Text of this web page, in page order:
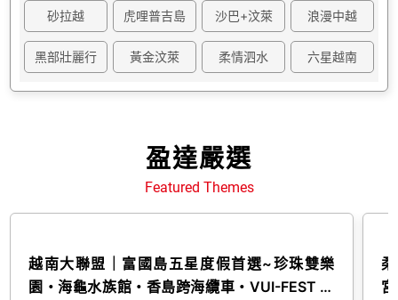
砂拉越 虎哩普吉島 沙巴+汶萊 浪漫中越
黑部壯麗行 黃金汶萊 柔情泗水 六星越南
盈達嚴選
Featured Themes
越南大聯盟｜富國島五星度假首選~珍珠雙樂
園・海龜水族館・香島跨海纜車・VUI-FEST 五